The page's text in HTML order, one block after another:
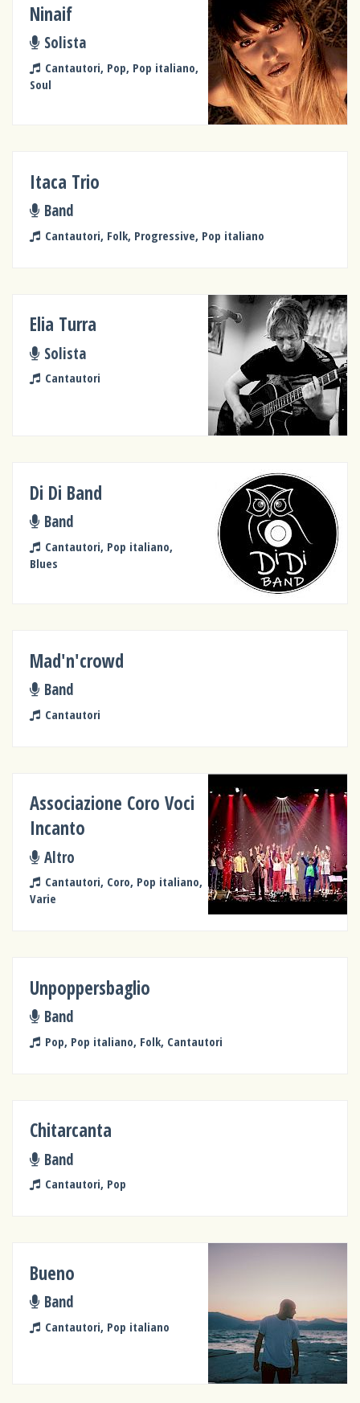
Ninaif
Solista
Cantautori, Pop, Pop italiano,
Soul
Itaca Trio
Band
Cantautori, Folk, Progressive, Pop italiano
Elia Turra
Solista
Cantautori
Di Di Band
Band
Cantautori, Pop italiano,
Blues
Mad'n'crowd
Band
Cantautori
Associazione Coro Voci
Incanto
Altro
Cantautori, Coro, Pop italiano,
Varie
Unpoppersbaglio
Band
Pop, Pop italiano, Folk, Cantautori
Chitarcanta
Band
Cantautori, Pop
Bueno
Band
Cantautori, Pop italiano